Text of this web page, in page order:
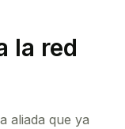
la red
aliada que ya